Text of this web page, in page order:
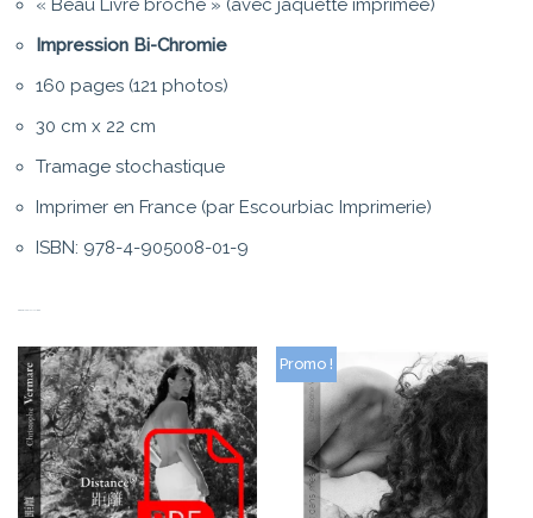
« Beau Livre broché » (avec jaquette imprimée)
Impression Bi-Chromie
160 pages (121 photos)
30 cm x 22 cm
Tramage stochastique
Imprimer en France (par Escourbiac Imprimerie)
ISBN: 978-4-905008-01-9
Promo !